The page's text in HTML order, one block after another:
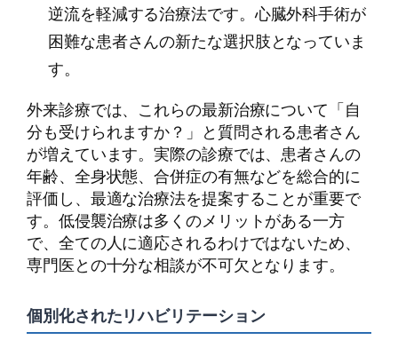
逆流を軽減する治療法です。心臓外科手術が
困難な患者さんの新たな選択肢となっていま
す。
外来診療では、これらの最新治療について「自
分も受けられますか？」と質問される患者さん
が増えています。実際の診療では、患者さんの
年齢、全身状態、合併症の有無などを総合的に
評価し、最適な治療法を提案することが重要で
す。低侵襲治療は多くのメリットがある一方
で、全ての人に適応されるわけではないため、
専門医との十分な相談が不可欠となります。
個別化されたリハビリテーション